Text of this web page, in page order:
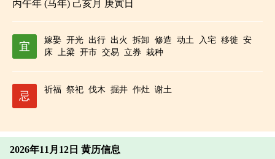
丙午年 (马年) 己亥月 庚寅日
宜
嫁娶 开光 出行 出火 拆卸 修造 动土 入宅 移徙 安
床
上梁 开市 交易 立券 栽种
忌
祈福 祭祀 伐木 掘井 作灶 谢土
2026年11月12日 黄历信息